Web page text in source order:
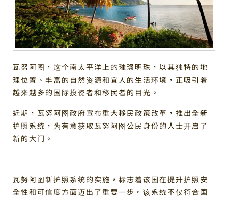
瓦努阿图，这个南太平洋上的璀璨明珠，以其独特的地
理位置、丰富的自然资源和宜人的生活环境，正吸引着
越来越多的国际投资者和移民者的目光。
近期，瓦努阿图政府宣布重大移民政策改革，推出全新
护照系统，为有意获取瓦努阿图公民身份的人士开启了
新的大门。
瓦努阿图新护照系统的实施，标志着该国在提升护照安
全性和可信度方面迈出了重要一步。该系统不仅符合国